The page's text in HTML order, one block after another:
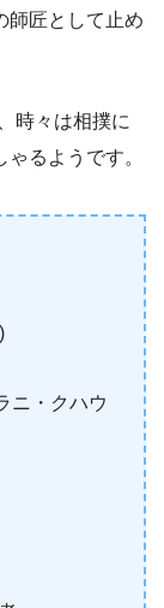
師匠として止め
時々は相撲に
るようです。
ニ・クハウ